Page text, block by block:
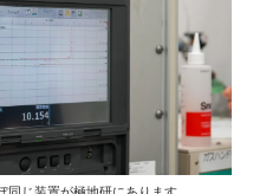
同じ装置が極地研にあります